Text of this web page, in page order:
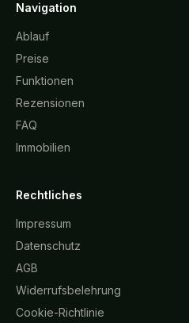
Navigation
Ablauf
Preise
Funktionen
Rezensionen
FAQ
Immobilien
Rechtliches
Impressum
Datenschutz
AGB
Widerrufsbelehrung
Cookie-Richtlinie